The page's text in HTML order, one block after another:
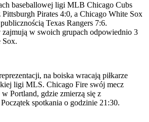
baseballowej ligi MLB Chicago Cubs
Pirates 4:0, a Chicago White Sox
Texas Rangers 7:6.
w swoich grupach odpowiednio 3
Sox.
na boiska wracają piłkarze
ligi MLS. Chicago Fire swój mecz
Portland, gdzie zmierzą się z
spotkania o godzinie 21:30.